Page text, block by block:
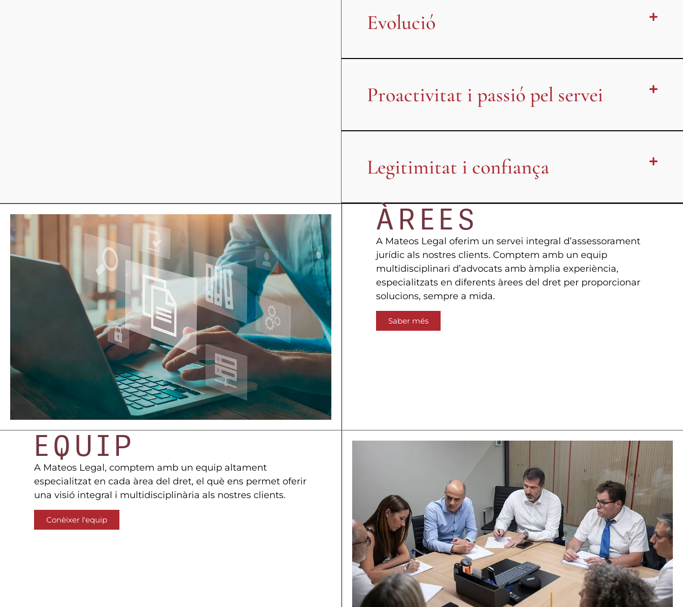
Evolució
Proactivitat i passió pel servei
Legitimitat i confiança
ÀREES
A Mateos Legal oferim un servei integral d’assessorament
jurídic als nostres clients. Comptem amb un equip
multidisciplinari d’advocats amb àmplia experiència,
especialitzats en diferents àrees del dret per proporcionar
solucions, sempre a mida.
Saber més
EQUIP
A Mateos Legal, comptem amb un equip altament
especialitzat en cada àrea del dret, el què ens permet oferir
una visió integral i multidisciplinària als nostres clients.
Conèixer l'equip